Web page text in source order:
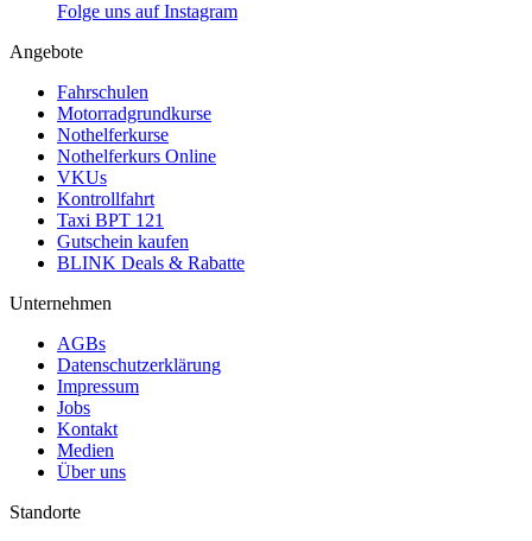
Folge uns auf Instagram
Angebote
Fahrschulen
Motorradgrundkurse
Nothelferkurse
Nothelferkurs Online
VKUs
Kontrollfahrt
Taxi BPT 121
Gutschein kaufen
BLINK Deals & Rabatte
Unternehmen
AGBs
Datenschutzerklärung
Impressum
Jobs
Kontakt
Medien
Über uns
Standorte